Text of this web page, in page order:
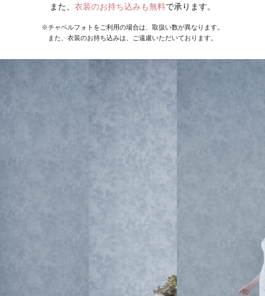
また、 衣装のお持ち込みも無料で承ります。
※チャペルフォトをご利用の場合は、取扱い数が異なります。
また、衣装のお持ち込みは、ご遠慮いただいております。